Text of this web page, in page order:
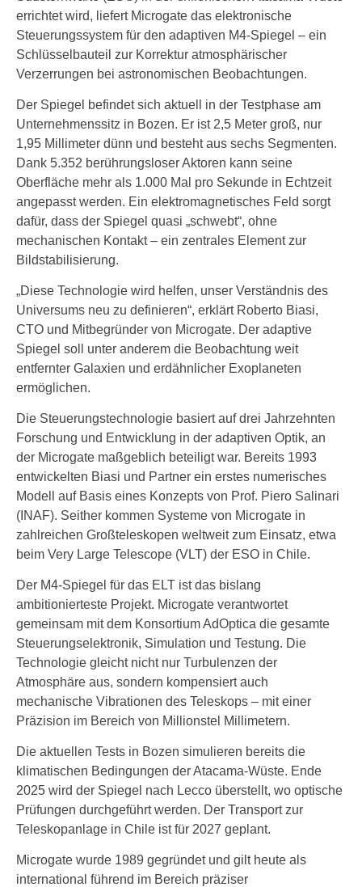
errichtet wird, liefert Microgate das elektronische
Steuerungssystem für den adaptiven M4-Spiegel – ein
Schlüsselbauteil zur Korrektur atmosphärischer
Verzerrungen bei astronomischen Beobachtungen.
Der Spiegel befindet sich aktuell in der Testphase am
Unternehmenssitz in Bozen. Er ist 2,5 Meter groß, nur
1,95 Millimeter dünn und besteht aus sechs Segmenten.
Dank 5.352 berührungsloser Aktoren kann seine
Oberfläche mehr als 1.000 Mal pro Sekunde in Echtzeit
angepasst werden. Ein elektromagnetisches Feld sorgt
dafür, dass der Spiegel quasi „schwebt“, ohne
mechanischen Kontakt – ein zentrales Element zur
Bildstabilisierung.
„Diese Technologie wird helfen, unser Verständnis des
Universums neu zu definieren“, erklärt Roberto Biasi,
CTO und Mitbegründer von Microgate. Der adaptive
Spiegel soll unter anderem die Beobachtung weit
entfernter Galaxien und erdähnlicher Exoplaneten
ermöglichen.
Die Steuerungstechnologie basiert auf drei Jahrzehnten
Forschung und Entwicklung in der adaptiven Optik, an
der Microgate maßgeblich beteiligt war. Bereits 1993
entwickelten Biasi und Partner ein erstes numerisches
Modell auf Basis eines Konzepts von Prof. Piero Salinari
(INAF). Seither kommen Systeme von Microgate in
zahlreichen Großteleskopen weltweit zum Einsatz, etwa
beim Very Large Telescope (VLT) der ESO in Chile.
Der M4-Spiegel für das ELT ist das bislang
ambitionierteste Projekt. Microgate verantwortet
gemeinsam mit dem Konsortium AdOptica die gesamte
Steuerungselektronik, Simulation und Testung. Die
Technologie gleicht nicht nur Turbulenzen der
Atmosphäre aus, sondern kompensiert auch
mechanische Vibrationen des Teleskops – mit einer
Präzision im Bereich von Millionstel Millimetern.
Die aktuellen Tests in Bozen simulieren bereits die
klimatischen Bedingungen der Atacama-Wüste. Ende
2025 wird der Spiegel nach Lecco überstellt, wo optische
Prüfungen durchgeführt werden. Der Transport zur
Teleskopanlage in Chile ist für 2027 geplant.
Microgate wurde 1989 gegründet und gilt heute als
international führend im Bereich präziser